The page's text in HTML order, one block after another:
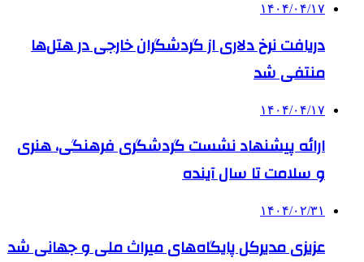
۱۴۰۴/۰۴/۱۷
دریافت نرخ دلاری از گردشگران خارجی در هتل‌ها
منتفی شد
۱۴۰۴/۰۴/۱۷
ارائه پیشنهاد نشست گردشگری فرهنگی، هنری
و سلامت تا سال آینده
۱۴۰۴/۰۲/۳۱
عزیزی مدیرکل پایگاه‌های میراث ملی و جهانی شد